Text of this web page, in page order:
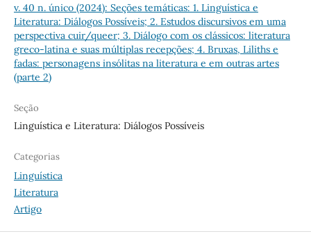
v. 40 n. único (2024): Seções temáticas: 1. Linguística e
Literatura: Diálogos Possíveis; 2. Estudos discursivos em uma
perspectiva cuir/queer; 3. Diálogo com os clássicos: literatura
greco-latina e suas múltiplas recepções; 4. Bruxas, Liliths e
fadas: personagens insólitas na literatura e em outras artes
(parte 2)
Seção
Linguística e Literatura: Diálogos Possíveis
Categorias
Linguística
Literatura
Artigo